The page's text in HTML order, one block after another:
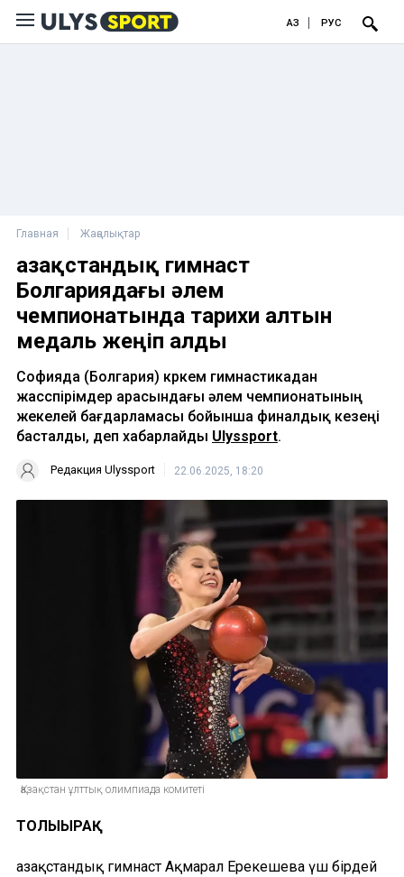
ҚАЗ РУС
Главная Жаңалықтар
Қазақстандық гимнаст
Болгариядағы әлем
чемпионатында тарихи алтын
медаль жеңіп алды
Софияда (Болгария) көркем гимнастикадан
жасөспірімдер арасындағы әлем чемпионатының
жекелей бағдарламасы бойынша финалдық кезеңі
басталды, деп хабарлайды Ulyssport.
Редакция Ulyssport 22.06.2025, 18:20
Қазақстан ұлттық олимпиада комитеті
ТОЛЫҒЫРАҚ
Қазақстандық гимнаст Ақмарал Ерекешева үш бірдей